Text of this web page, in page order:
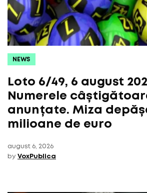
NEWS
Loto 6/49, 6 august
Numerele
anunțate. Miza
milioane de euro
august 6, 2026
by VoxPublica